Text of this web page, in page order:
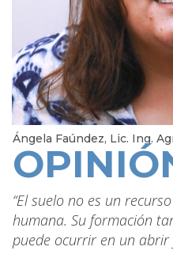
Ángela Faúndez, Lic. Ing.
“El suelo no es un
humana. Su formación
puede ocurrir en un abrir